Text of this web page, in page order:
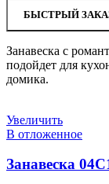
БЫСТРЫЙ
Занавеска с
подойдет для
домика.
Увеличить
В отложенное
Занавеска